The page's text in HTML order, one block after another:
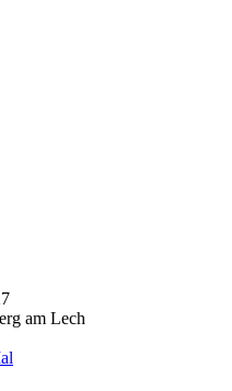
am Lech